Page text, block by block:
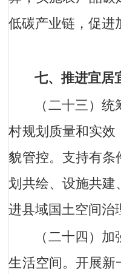
低碳产业链，促进
七、推进宜居
（二十三）统
村规划质量和实效
貌管控。支持有条
划共绘、设施共建
进县域国土空间治
（二十四）
生活空间。开展新